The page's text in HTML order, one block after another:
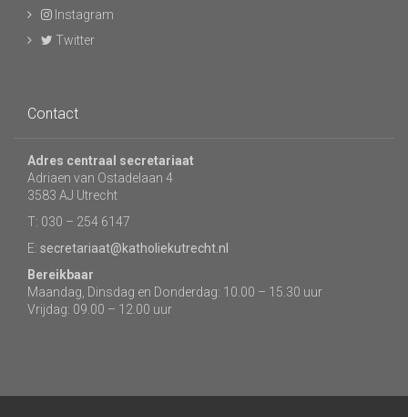
Instagram
Twitter
Contact
Adres centraal secretariaat
Adriaen van Ostadelaan 4
3583 AJ Utrecht
T: 030 – 254 6147
E: secretariaat@katholiekutrecht.nl
Bereikbaar
Maandag, Dinsdag en Donderdag: 10.00 – 15.30 uur
Vrijdag: 09.00 – 12.00 uur